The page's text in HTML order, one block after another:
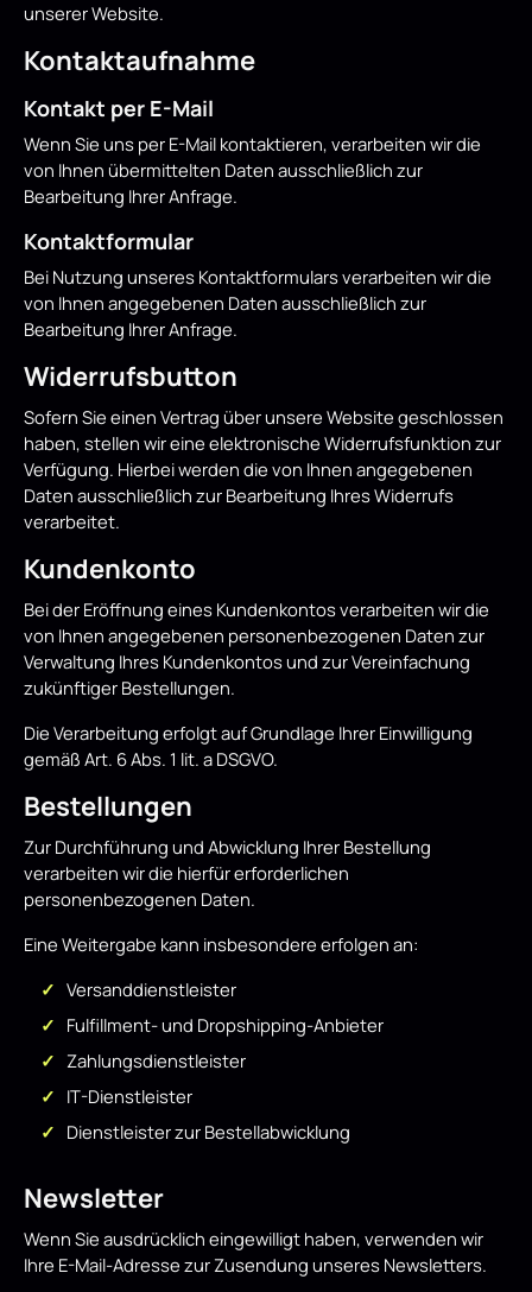
unserer Website.
Kontaktaufnahme
Kontakt per E-Mail
Wenn Sie uns per E-Mail kontaktieren, verarbeiten wir die
von Ihnen übermittelten Daten ausschließlich zur
Bearbeitung Ihrer Anfrage.
Kontaktformular
Bei Nutzung unseres Kontaktformulars verarbeiten wir die
von Ihnen angegebenen Daten ausschließlich zur
Bearbeitung Ihrer Anfrage.
Widerrufsbutton
Sofern Sie einen Vertrag über unsere Website geschlossen
haben, stellen wir eine elektronische Widerrufsfunktion zur
Verfügung. Hierbei werden die von Ihnen angegebenen
Daten ausschließlich zur Bearbeitung Ihres Widerrufs
verarbeitet.
Kundenkonto
Bei der Eröffnung eines Kundenkontos verarbeiten wir die
von Ihnen angegebenen personenbezogenen Daten zur
Verwaltung Ihres Kundenkontos und zur Vereinfachung
zukünftiger Bestellungen.
Die Verarbeitung erfolgt auf Grundlage Ihrer Einwilligung
gemäß Art. 6 Abs. 1 lit. a DSGVO.
Bestellungen
Zur Durchführung und Abwicklung Ihrer Bestellung
verarbeiten wir die hierfür erforderlichen
personenbezogenen Daten.
Eine Weitergabe kann insbesondere erfolgen an:
Versanddienstleister
Fulfillment- und Dropshipping-Anbieter
Zahlungsdienstleister
IT-Dienstleister
Dienstleister zur Bestellabwicklung
Newsletter
Wenn Sie ausdrücklich eingewilligt haben, verwenden wir
Ihre E-Mail-Adresse zur Zusendung unseres Newsletters.